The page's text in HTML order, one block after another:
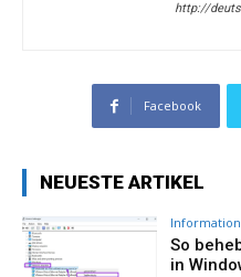
http://
Facebook
NEUESTE ARTIKEL
So
in